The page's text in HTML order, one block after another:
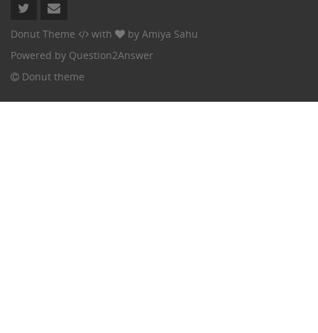
Donut Theme with by Amiya Sahu
Powered by Question2Answer
Donut theme